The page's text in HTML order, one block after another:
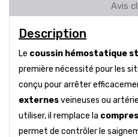
Avis
Description
Le coussin hémostatique
première nécessité pour les
conçu pour arrêter
externesveineuses ou
utiliser, il remplace la
permet de contrôler le